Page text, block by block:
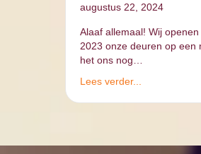
augustus 22, 2024
Alaaf allemaal! Wij
2023 onze deuren op een
het ons nog…
Lees verder...